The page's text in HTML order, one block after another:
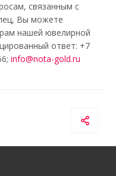
связанным с
Вы можете
нашей ювелирной
ответ: +7
info@nota-gold.ru